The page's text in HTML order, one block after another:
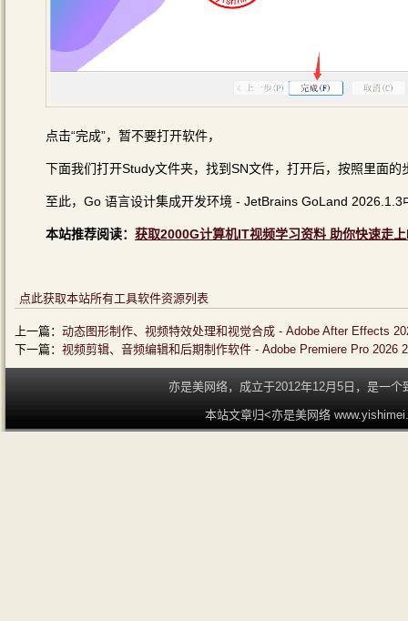
点击“完成”，暂不要打开软件，
下面我们打开Study文件夹，找到SN文件，打开后，按照里面的
至此，Go 语言设计集成开发环境 - JetBrains GoLand 2026.1.3
本站推荐阅读： 获取2000G计算机IT视频学习资料 助你快速走
点此获取本站所有工具软件资源列表
上一篇： 动态图形制作、视频特效处理和视觉合成 - Adobe After Effects
下一篇： 视频剪辑、音频编辑和后期制作软件 - Adobe Premiere Pro 2026
亦是美网络，成立于2012年12月5日，是一
本站文章归<亦是美网络